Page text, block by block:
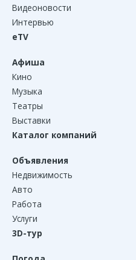
Видеоновости
Интервью
eTV
Афиша
Кино
Музыка
Театры
Выставки
Каталог компаний
Объявления
Недвижимость
Авто
Работа
Услуги
3D-тур